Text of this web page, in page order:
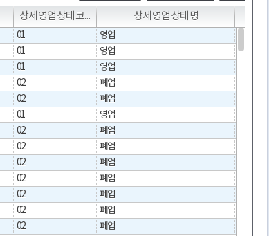
상세영업상태코드 상세영업상태명
T T
01
영업
01 영업
01
영업
02 폐업
02 폐업
01 영업
02 폐업
02 폐업
02 폐업
02 폐업
02 폐업
02 폐업
02 폐업